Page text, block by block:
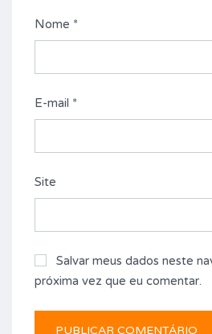
Nome *
E-mail *
Site
Salvar meus dados neste
próxima vez que eu comentar.